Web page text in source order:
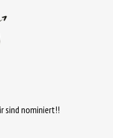
sind nominiert!!